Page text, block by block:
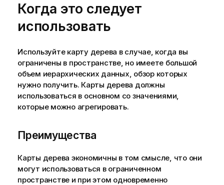
Когда это следует
использовать
Используйте карту дерева в случае, когда вы
ограничены в пространстве, но имеете большой
объем иерархических данных, обзор которых
нужно получить. Карты дерева должны
использоваться в основном со значениями,
которые можно агрегировать.
Преимущества
Карты дерева экономичны в том смысле, что они
могут использоваться в ограниченном
пространстве и при этом одновременно